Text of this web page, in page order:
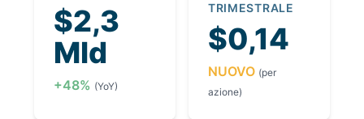
$2,3
Mld
+48% (YoY)
TRIMESTRALE
$0,14
NUOVO (per
azione)